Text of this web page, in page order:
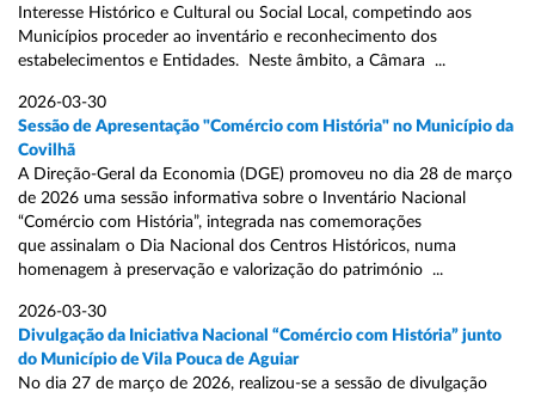
Interesse Histórico e Cultural ou Social Local, competindo aos
Municípios proceder ao inventário e reconhecimento dos
estabelecimentos e Entidades. Neste âmbito, a Câmara ...
2026-03-30
Sessão de Apresentação "Comércio com História" no Município da
Covilhã
A Direção-Geral da Economia (DGE) promoveu no dia 28 de março
de 2026 uma sessão informativa sobre o Inventário Nacional
“Comércio com História”, integrada nas comemorações
que assinalam o Dia Nacional dos Centros Históricos, numa
homenagem à preservação e valorização do património ...
2026-03-30
Divulgação da Iniciativa Nacional “Comércio com História” junto
do Município de Vila Pouca de Aguiar
No dia 27 de março de 2026, realizou-se a sessão de divulgação